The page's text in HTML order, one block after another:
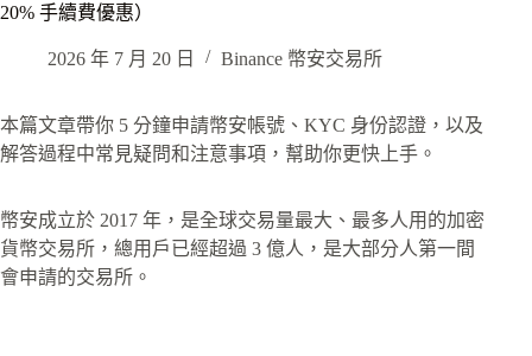
20% 手續費優惠）
2026 年 7 月 20 日 Binance 幣安交易所
本篇文章帶你 5 分鐘申請幣安帳號、KYC 身份認證，以及
解答過程中常見疑問和注意事項，幫助你更快上手。
幣安成立於 2017 年，是全球交易量最大、最多人用的加密
貨幣交易所，總用戶已經超過 3 億人，是大部分人第一間
會申請的交易所。